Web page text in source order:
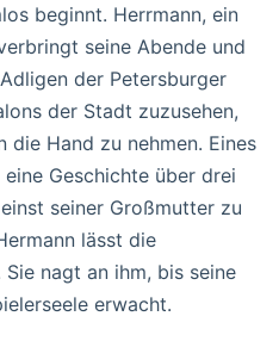
beginnt. Herrmann, ein
seine Abende und
der Petersburger
der Stadt zuzusehen,
die Hand zu nehmen. Eines
Geschichte über drei
seiner Großmutter zu
lässt die
nagt an ihm, bis seine
erwacht.